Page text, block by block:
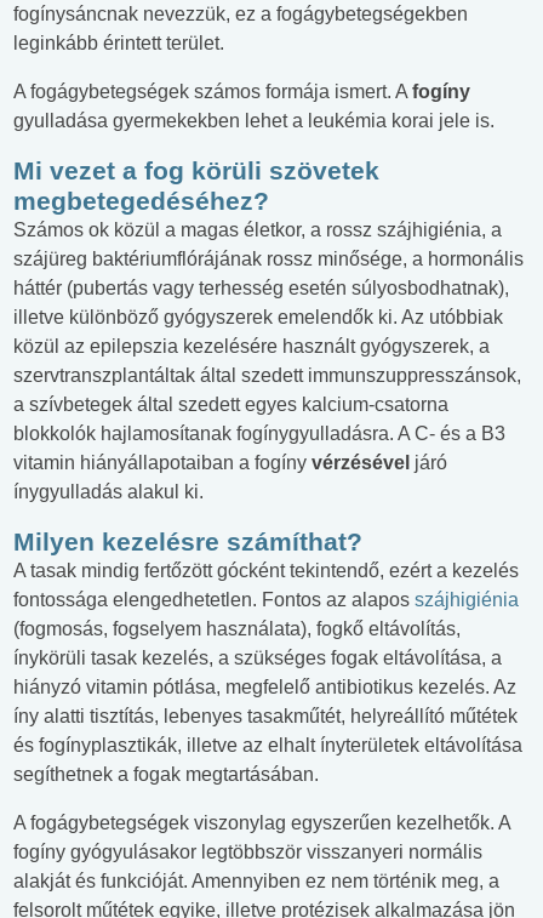
fogínysáncnak nevezzük, ez a fogágybetegségekben
leginkább érintett terület.
A fogágybetegségek számos formája ismert. A fogíny
gyulladása gyermekekben lehet a leukémia korai jele is.
Mi vezet a fog körüli szövetek
megbetegedéséhez?
Számos ok közül a magas életkor, a rossz szájhigiénia, a
szájüreg baktériumflórájának rossz minősége, a hormonális
háttér (pubertás vagy terhesség esetén súlyosbodhatnak),
illetve különböző gyógyszerek emelendők ki. Az utóbbiak
közül az epilepszia kezelésére használt gyógyszerek, a
szervtranszplantáltak által szedett immunszuppresszánsok,
a szívbetegek által szedett egyes kalcium-csatorna
blokkolók hajlamosítanak fogínygyulladásra. A C- és a B3
vitamin hiányállapotaiban a fogíny vérzésével járó
ínygyulladás alakul ki.
Milyen kezelésre számíthat?
A tasak mindig fertőzött gócként tekintendő, ezért a kezelés
fontossága elengedhetetlen. Fontos az alapos szájhigiénia
(fogmosás, fogselyem használata), fogkő eltávolítás,
ínykörüli tasak kezelés, a szükséges fogak eltávolítása, a
hiányzó vitamin pótlása, megfelelő antibiotikus kezelés. Az
íny alatti tisztítás, lebenyes tasakműtét, helyreállító műtétek
és fogínyplasztikák, illetve az elhalt ínyterületek eltávolítása
segíthetnek a fogak megtartásában.
A fogágybetegségek viszonylag egyszerűen kezelhetők. A
fogíny gyógyulásakor legtöbbször visszanyeri normális
alakját és funkcióját. Amennyiben ez nem történik meg, a
felsorolt műtétek egyike, illetve protézisek alkalmazása jön